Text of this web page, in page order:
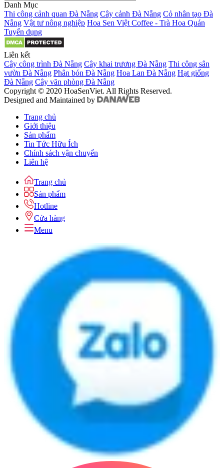
Danh Mục
Thi công cảnh quan Đà Nẵng Cây cảnh Đà Nẵng Cỏ nhân tạo Đà
Nẵng Vật tư nông nghiệp Hoa Sen Việt Coffee - Trà Hoa Quán
Tuyển dụng
Liên kết
Cây công trình Đà Nẵng Cây khai trương Đà Nẵng Thi công sân
vườn Đà Nẵng Phân bón Đà Nẵng Hoa Lan Đà Nẵng Hạt giống
Đà Nẵng Cây văn phòng Đà Nẵng
Copyright © 2020 HoaSenViet. All Rights Reserved.
Designed and Maintained by
Trang chủ
Giới thiệu
Sản phẩm
Tin Tức Hữu Ích
Chính sách vận chuyển
Liên hệ
Trang chủ
Sản phẩm
Hotline
Cửa hàng
Menu